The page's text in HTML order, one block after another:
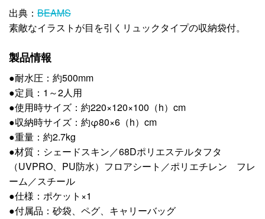
出典： BEAMS
素敵なイラストが目を引くリュックタイプの収納袋付。
製品情報
●耐水圧：約500mm
●定員：1～2人用
●使用時サイズ：約220×120×100（h）cm
●収納時サイズ：約φ80×6（h）cm
●重量：約2.7kg
●材質：シェードスキン／68Dポリエステルタフタ
（UVPRO、PU防水）フロアシート／ポリエチレン フレ
ーム／スチール
●仕様：ポケット×1
●付属品：砂袋、ペグ、キャリーバッグ